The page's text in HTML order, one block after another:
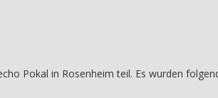
Pokal in Rosenheim teil. Es wurden